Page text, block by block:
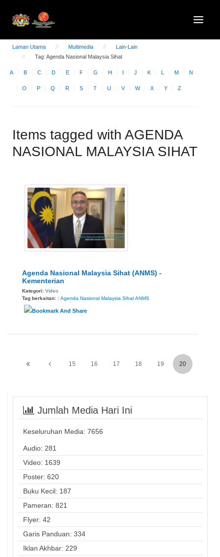
Laman Utama Multimedia
Lain-Lain
Tag: Agenda Nasional Malaysia Sihat
A B C D E F G H I J K L M N
O P Q R S T U V W X Y Z
Items tagged with AGENDA
NASIONAL MALAYSIA SIHAT
Agenda Nasional Malaysia Sihat (ANMS) -
Kementerian
Kategori: Video
Tag berkaitan: : Agenda Nasional Malaysia SihatANMS
15 16 17 18 19 20
Jumlah Media Hari Ini
Keseluruhan Media: 7656
Audio: 281
Video: 1639
Poster: 620
Buku Kecil: 187
Pameran: 821
Flyer: 42
Garis Panduan: 334
Iklan Akhbar: 229